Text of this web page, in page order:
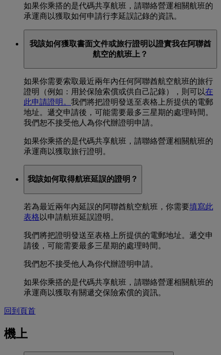
如果你乘搭的是代碼共享航班，請聯絡營運相關航班的
承運商以獲取如何申請行李延誤記錄的資訊。
我該如何獲取書面文件或旅行證明以證實我在阿聯酋
航空的航班上？
如果你需要索取最近兩年內任何阿聯酋航空航班的旅行
證明（例如：用於保險索償或供自己記錄），則可以在
此申請證明。 我們將把證明發送至表格上所提供的電郵
地址。遞交申請後，可能需要最多三星期的處理時間。
我們恕不接受他人為你代辦證明申請。
如果你乘搭的是代碼共享航班，請聯絡營運相關航班的
承運商以獲取旅行證明。
我該如何取得航班延誤的證明？
若為最近兩年內延誤的阿聯酋航空航班，你需要填寫此
表格 以申請航班延誤證明。
我們將把證明發送至表格上所提供的電郵地址。遞交申
請後，可能需要最多三星期的處理時間。
我們恕不接受他人為你代辦證明申請。
如果你乘搭的是代碼共享航班，請聯絡營運相關航班的
承運商以獲取有關遞交保險索償的資訊。
回到頁首
機上